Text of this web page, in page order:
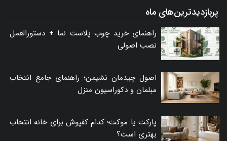
پربازدیدترین‌های ماه
راهنمای خرید چوب پلاست نما + دستورالعمل
نصب اصولی
اصول چیدمان نشیمن؛ راهنمای جامع انتخاب
مبلمان و دکوراسیون منزل
پارکت یا موکت؛ کدام کفپوش برای خانه انتخاب
بهتری است؟